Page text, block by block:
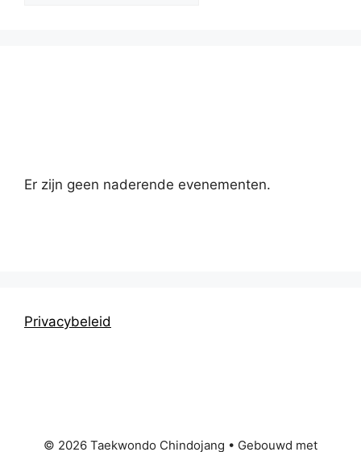
Er zijn geen naderende evenementen.
Privacybeleid
© 2026 Taekwondo Chindojang • Gebouwd met